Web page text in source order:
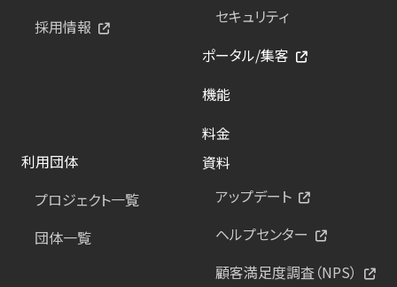
採用情報
セキュリティ
ポータル/集客
機能
料金
利用団体
プロジェクト一覧
団体一覧
資料
アップデート
ヘルプセンター
顧客満足度調査（NPS）